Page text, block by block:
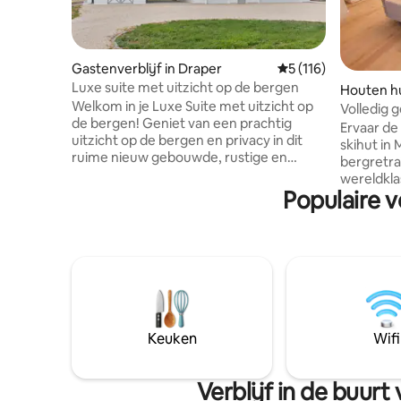
Gastenverblijf in Draper Gemiddelde
5 (116)
Luxe suite met uitzicht op de bergen
Welkom in je Luxe Suite met uitzicht op
de bergen! Geniet van een prachtig
uitzicht op de bergen en privacy in dit
ruime nieuw gebouwde, rustige en
landelijke omgeving ligt dicht bij Salt
bereiden in de goed gevulde keuken, te
ontspannen in de spa-achtige badkamer
met het luxe bad voor twee personen of
te loungen in het gezellige kingsize bed.
Houten
Volledig
Cabin
Ervaar
skihut in
afstand
zijn).
Van
sneeuw
Populaire
Keuken Wifi
Verblijf in de buurt